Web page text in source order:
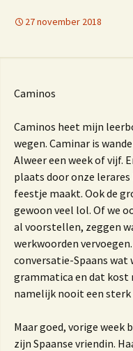
27 november 2018
Caminos
Caminos heet mijn
wegen. Caminar is
Alweer een week of vijf.
plaats door onze lerares
feestje maakt. Ook de
gewoon veel lol. Of we
al voorstellen, zeggen
werkwoorden
conversatie-Spaans wat
grammatica en dat kost
namelijk nooit een sterk
Maar goed, vorige week
zijn Spaanse vriendin.